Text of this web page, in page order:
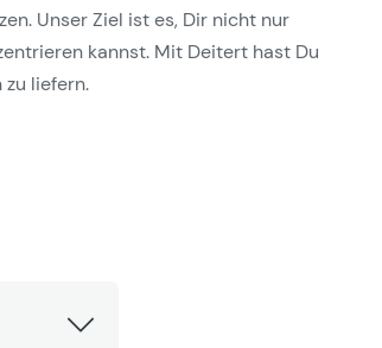
Unser Ziel ist es, Dir nicht nur
kannst. Mit Deitert hast Du
liefern.